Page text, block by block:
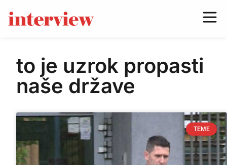
to je uzrok propasti
naše države
TEME